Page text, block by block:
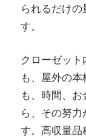
られるだけ
す。
クローゼッ
も、屋外の
も、時間、
ら、その努
す。高収量